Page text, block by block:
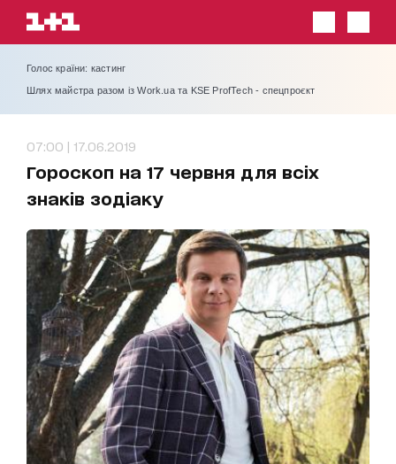
Голос країни: кастинг
Шлях майстра разом із Work.ua та KSE ProfTech - спецпроєкт
07:00 | 17.06.2019
Гороскоп на 17 червня для всіх
знаків зодіаку